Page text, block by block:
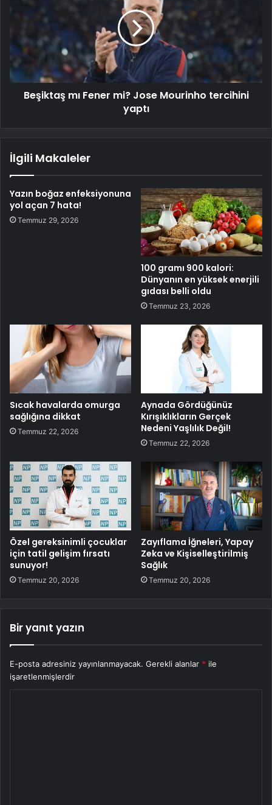
Beşiktaş mı Fener mi? Jose Mourinho tercihini
yaptı
İlgili Makaleler
Yazın boğaz enfeksiyonuna
yol açan 7 hata!
Temmuz 29, 2026
100 gramı 900 kalori:
Dünyanın en yüksek enerjili
gıdası belli oldu
Temmuz 23, 2026
Sıcak havalarda omurga
sağlığına dikkat
Temmuz 22, 2026
Aynada Gördüğünüz
Kırışıklıkların Gerçek
Nedeni Yaşlılık Değil!
Temmuz 22, 2026
Özel gereksinimli çocuklar
için tatil gelişim fırsatı
sunuyor!
Temmuz 20, 2026
Zayıflama İğneleri, Yapay
Zeka ve Kişiselleştirilmiş
Sağlık
Temmuz 20, 2026
Bir yanıt yazın
E-posta adresiniz yayınlanmayacak. Gerekli alanlar * ile
işaretlenmişlerdir